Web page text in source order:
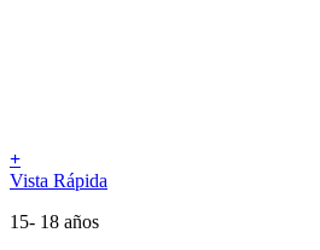
+
Vista Rápida
15- 18 años